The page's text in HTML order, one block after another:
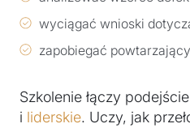
wyciągać wnioski
zapobiegać
Szkolenie łączy podejście
i liderskie. Uczy, jak